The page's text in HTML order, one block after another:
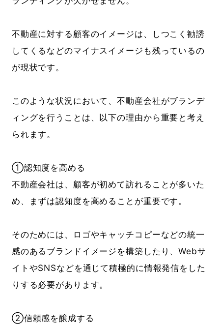
不動産に対する顧客のイメージは、しつこく勧誘
してくるなどのマイナスイメージも残っているの
が現状です。
このような状況において、不動産会社がブランデ
ィングを行うことは、以下の理由から重要と考え
られます。
①認知度を高める
不動産会社は、顧客が初めて訪れることが多いた
め、まずは認知度を高めることが重要です。
そのためには、ロゴやキャッチコピーなどの統一
感のあるブランドイメージを構築したり、Webサ
イトやSNSなどを通じて積極的に情報発信をした
りする必要があります。
②信頼感を醸成する